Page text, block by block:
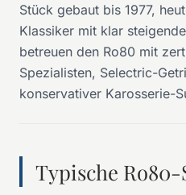
Stück gebaut bis 1977,
Klassiker mit klar
betreuen den Ro80 mit
Spezialisten, Selectric-
konservativer Karosserie-
Typische